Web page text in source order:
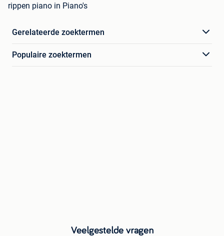
rippen piano in Piano's
Gerelateerde zoektermen
Populaire zoektermen
Veelgestelde vragen